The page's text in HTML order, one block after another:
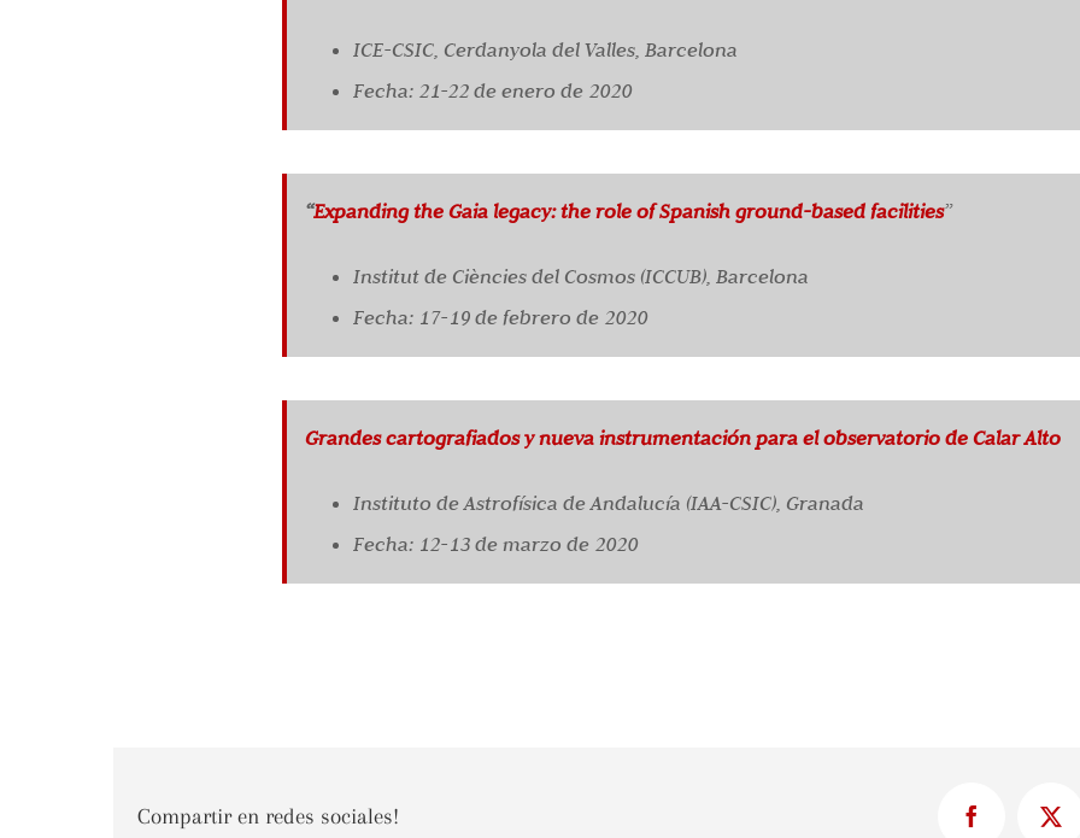
ICE-CSIC, Cerdanyola del Valles, Barcelona
Fecha: 21-22 de enero de 2020
“Expanding the Gaia legacy: the role of Spanish ground-based facilities”
Institut de Ciències del Cosmos (ICCUB), Barcelona
Fecha: 17-19 de febrero de 2020
Grandes cartografiados y nueva instrumentación para el observatorio de Calar Alto
Instituto de Astrofísica de Andalucía (IAA-CSIC), Granada
Fecha: 12-13 de marzo de 2020
Compartir en redes sociales! FacebookX